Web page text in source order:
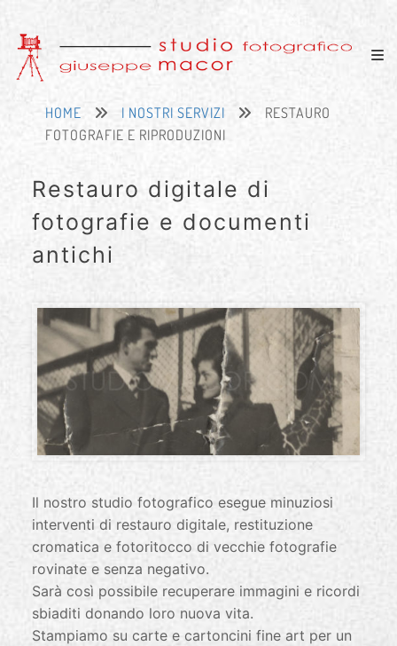
HOME I NOSTRI SERVIZI
RESTAURO
FOTOGRAFIE E RIPRODUZIONI
Restauro digitale di
fotografie e documenti
antichi
Il nostro studio fotografico esegue minuziosi
interventi di restauro digitale, restituzione
cromatica e fotoritocco di vecchie fotografie
rovinate e senza negativo.
Sarà così possibile recuperare immagini e ricordi
sbiaditi donando loro nuova vita.
Stampiamo su carte e cartoncini fine art per un